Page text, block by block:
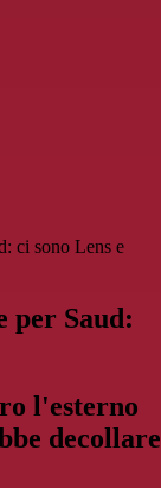
ci sono Lens e
per Saud:
l'esterno
decollare